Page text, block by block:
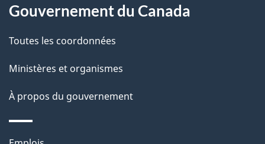
i
l
s
d
e
propos
de
ce
site
Gouvernement du Canada
Toutes les coordonnées
Ministères et organismes
À propos du gouvernement